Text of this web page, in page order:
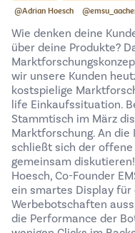
@Adrian Hoesch
Wie denken deine
über deine Produkte?
wir unsere Kunden
kostspielige
life Einkaufssituation.
Stammtisch im März
Marktforschung. An
schließt sich der offene
gemeinsam
Hoesch, Co-Founder
ein smartes Display für
Werbebotschaften
die Performance der